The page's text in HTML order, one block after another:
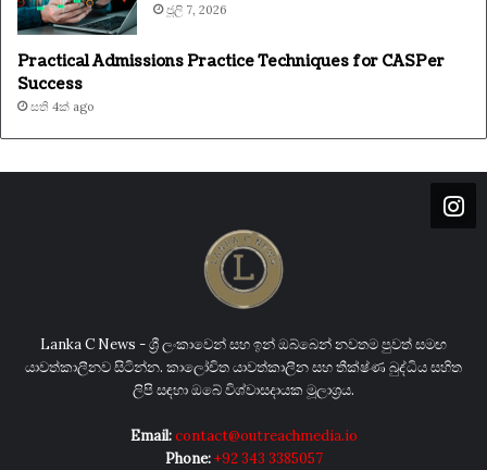
ජූලි 7, 2026
Practical Admissions Practice Techniques for CASPer
Success
සති 4ක් ago
Lanka C News - ශ්‍රී ලංකාවෙන් සහ ඉන් ඔබ්බෙන් නවතම පුවත් සමඟ
යාවත්කාලීනව සිටින්න. කාලෝචිත යාවත්කාලීන සහ තීක්ෂ්ණ බුද්ධිය සහිත
ලිපි සඳහා ඔබේ විශ්වාසදායක මූලාශ්‍රය.
Email:contact@outreachmedia.io
Phone:+92 343 3385057